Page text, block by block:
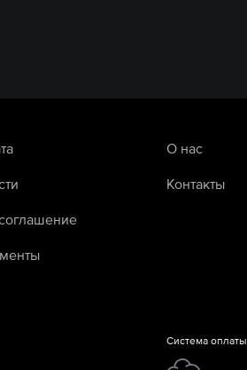
О нас
Контакты
Система оплаты